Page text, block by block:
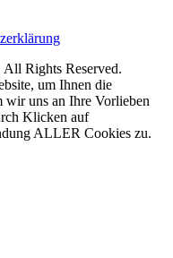
Rights Reserved.
um Ihnen die
wir uns an Ihre Vorlieben
Klicken auf
ALLER Cookies zu.